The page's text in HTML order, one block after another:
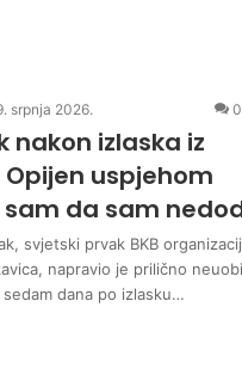
srpnja 2026. 0
nakon izlaska iz
uspjehom
da sam
svjetski prvak BKB
napravio je prilično
dana po izlasku…